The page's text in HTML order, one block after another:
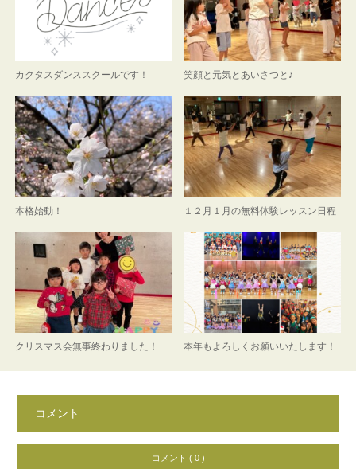
カクタスダンススクールです！ 笑顔と元気とあいさつと♪
本格始動！ １２月１月の無料体験レッスン日程
クリスマス会無事終わりました！ 本年もよろしくお願いいたします！
コメント
コメント ( 0 )